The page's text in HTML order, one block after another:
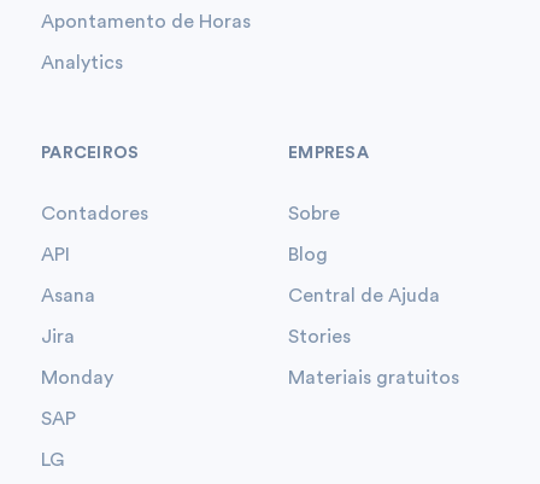
Apontamento de Horas
Analytics
PARCEIROS
Contadores
API
Asana
Jira
Monday
SAP
LG
EMPRESA
Sobre
Blog
Central de Ajuda
Stories
Materiais gratuitos